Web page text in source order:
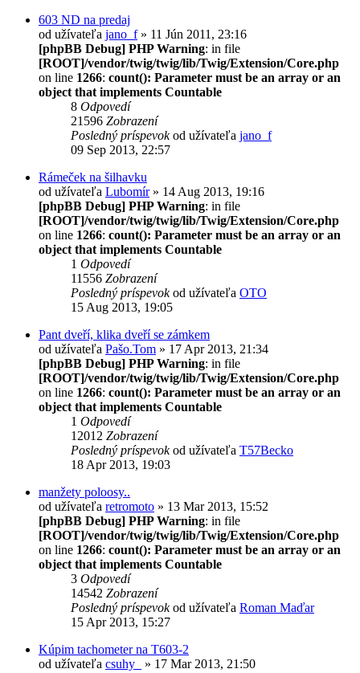
603 ND na predaj
od užívateľa jano_f» 11 Jún 2011, 23:16
[phpBB Debug] PHP Warning: in file
[ROOT]/vendor/twig/twig/lib/Twig/Extension/Core.php
on line 1266: count(): Parameter must be an array or an
object that implements Countable
8 Odpovedí
21596 Zobrazení
Posledný príspevokod užívateľa jano_f
09 Sep 2013, 22:57
Rámeček na šilhavku
od užívateľa Lubomír» 14 Aug 2013, 19:16
[phpBB Debug] PHP Warning: in file
[ROOT]/vendor/twig/twig/lib/Twig/Extension/Core.php
on line 1266: count(): Parameter must be an array or an
object that implements Countable
1 Odpovedí
11556 Zobrazení
Posledný príspevokod užívateľa OTO
15 Aug 2013, 19:05
Pant dveří, klika dveří se zámkem
od užívateľa Pašo.Tom » 17 Apr 2013, 21:34
[phpBB Debug] PHP Warning: in file
[ROOT]/vendor/twig/twig/lib/Twig/Extension/Core.php
on line 1266: count(): Parameter must be an array or an
object that implements Countable
1 Odpovedí
12012 Zobrazení
Posledný príspevokod užívateľa T57Becko
18 Apr 2013, 19:03
manžety poloosy..
od užívateľa retromoto » 13 Mar 2013, 15:52
[phpBB Debug] PHP Warning: in file
[ROOT]/vendor/twig/twig/lib/Twig/Extension/Core.php
on line 1266: count(): Parameter must be an array or an
object that implements Countable
3 Odpovedí
14542 Zobrazení
Posledný príspevokod užívateľa Roman Maďar
15 Apr 2013, 15:27
Kúpim tachometer na T603-2
od užívateľa csuhy_
» 17 Mar 2013, 21:50